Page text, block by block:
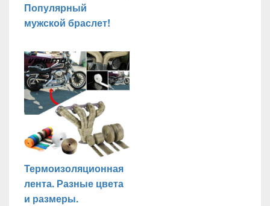
Популярный
мужской браслет!
Термоизоляционная
лента. Разные цвета
и размеры.